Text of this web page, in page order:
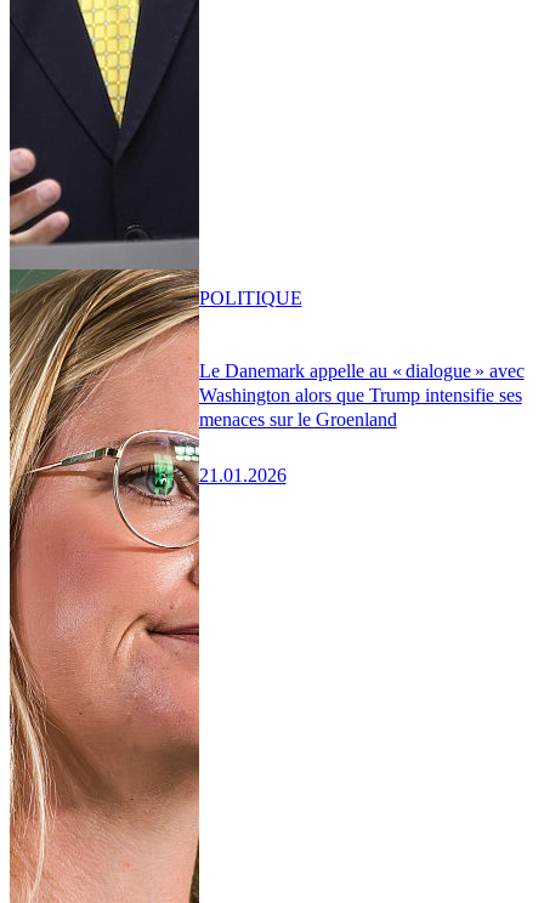
Le Danemark appelle au « dialogue » avec
Washington alors que Trump intensifie ses
menaces sur le Groenland
21.01.2026
POLITIQUE